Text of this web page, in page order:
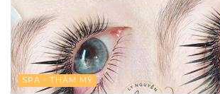
SPA - THẨM MỸ